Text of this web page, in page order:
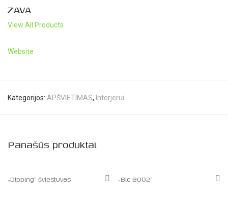
ZAVA
View All Products
Website
Kategorijos: APŠVIETIMAS, Interjerui
Panašūs produktai
„Dipping” šviestuvas „Bic B002”